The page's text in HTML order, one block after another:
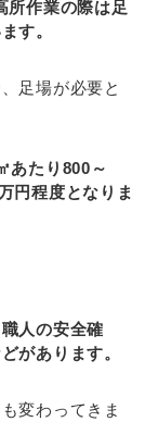
所作業の際は足
す。
足場が必要と
あたり800～
円程度となりま
人の安全確
があります。
変わってきま